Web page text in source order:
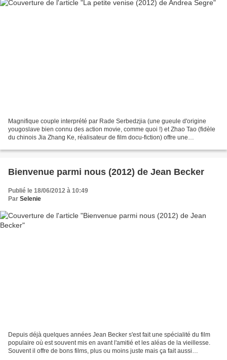
Magnifique couple interprété par Rade Serbedzjia (une gueule d'origine
yougoslave bien connu des action movie, comme quoi !) et Zhao Tao (fidèle
du chinois Jia Zhang Ke, réalisateur de film docu-fiction) offre une
Bienvenue parmi nous (2012) de Jean Becker
Publié le 18/06/2012 à 10:49
Par Selenie
Depuis déjà quelques années Jean Becker s'est fait une spécialité du film
populaire où est souvent mis en avant l'amitié et les aléas de la vieillesse.
Souvent il offre de bons films, plus ou moins juste mais ça fait aussi